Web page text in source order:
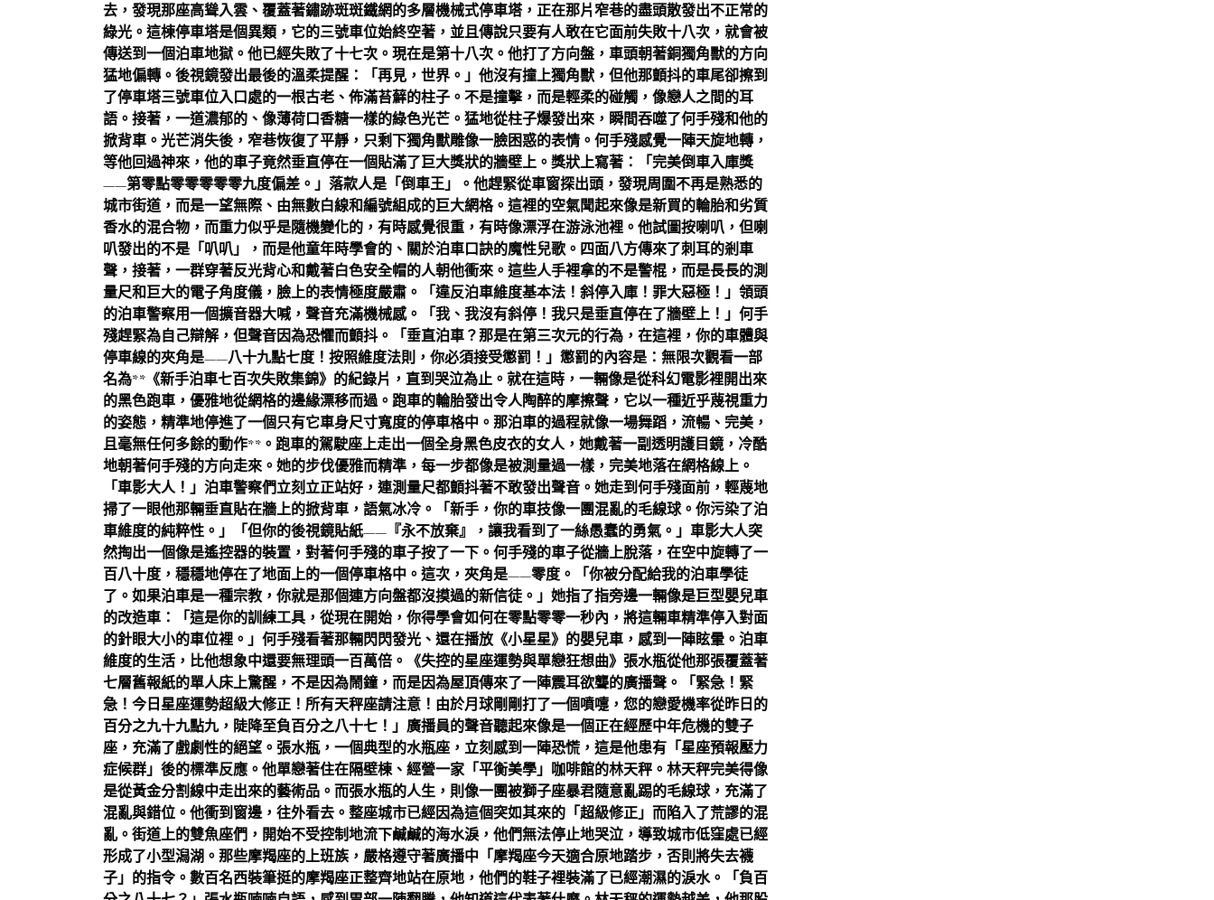
去，發現那座高聳入雲、覆蓋著鏽跡斑斑鐵網的多層機械式停車塔，正在那片窄巷的盡頭散發出不正常的
綠光。這棟停車塔是個異類，它的三號車位始終空著，並且傳說只要有人敢在它面前失敗十八次，就會被
傳送到一個泊車地獄。他已經失敗了十七次。現在是第十八次。他打了方向盤，車頭朝著銅獨角獸的方向
猛地偏轉。後視鏡發出最後的溫柔提醒：「再見，世界。」他沒有撞上獨角獸，但他那顫抖的車尾卻擦到
了停車塔三號車位入口處的一根古老、佈滿苔蘚的柱子。不是撞擊，而是輕柔的碰觸，像戀人之間的耳
語。接著，一道濃郁的、像薄荷口香糖一樣的綠色光芒。猛地從柱子爆發出來，瞬間吞噬了何手殘和他的
掀背車。光芒消失後，窄巷恢復了平靜，只剩下獨角獸雕像一臉困惑的表情。何手殘感覺一陣天旋地轉，
等他回過神來，他的車子竟然垂直停在一個貼滿了巨大獎狀的牆壁上。獎狀上寫著：「完美倒車入庫獎
——第零點零零零零零九度偏差。」落款人是「倒車王」。他趕緊從車窗探出頭，發現周圍不再是熟悉的
城市街道，而是一望無際、由無數白線和編號組成的巨大網格。這裡的空氣聞起來像是新買的輪胎和劣質
香水的混合物，而重力似乎是隨機變化的，有時感覺很重，有時像漂浮在游泳池裡。他試圖按喇叭，但喇
叭發出的不是「叭叭」，而是他童年時學會的、關於泊車口訣的魔性兒歌。四面八方傳來了刺耳的剎車
聲，接著，一群穿著反光背心和戴著白色安全帽的人朝他衝來。這些人手裡拿的不是警棍，而是長長的測
量尺和巨大的電子角度儀，臉上的表情極度嚴肅。「違反泊車維度基本法！斜停入庫！罪大惡極！」領頭
的泊車警察用一個擴音器大喊，聲音充滿機械感。「我、我沒有斜停！我只是垂直停在了牆壁上！」何手
殘趕緊為自己辯解，但聲音因為恐懼而顫抖。「垂直泊車？那是在第三次元的行為，在這裡，你的車體與
停車線的夾角是——八十九點七度！按照維度法則，你必須接受懲罰！」懲罰的內容是：無限次觀看一部
名為**《新手泊車七百次失敗集錦》的紀錄片，直到哭泣為止。就在這時，一輛像是從科幻電影裡開出來
的黑色跑車，優雅地從網格的邊緣漂移而過。跑車的輪胎發出令人陶醉的摩擦聲，它以一種近乎蔑視重力
的姿態，精準地停進了一個只有它車身尺寸寬度的停車格中。那泊車的過程就像一場舞蹈，流暢、完美，
且毫無任何多餘的動作**。跑車的駕駛座上走出一個全身黑色皮衣的女人，她戴著一副透明護目鏡，冷酷
地朝著何手殘的方向走來。她的步伐優雅而精準，每一步都像是被測量過一樣，完美地落在網格線上。
「車影大人！」泊車警察們立刻立正站好，連測量尺都顫抖著不敢發出聲音。她走到何手殘面前，輕蔑地
掃了一眼他那輛垂直貼在牆上的掀背車，語氣冰冷。「新手，你的車技像一團混亂的毛線球。你污染了泊
車維度的純粹性。」「但你的後視鏡貼紙——『永不放棄』，讓我看到了一絲愚蠢的勇氣。」車影大人突
然掏出一個像是遙控器的裝置，對著何手殘的車子按了一下。何手殘的車子從牆上脫落，在空中旋轉了一
百八十度，穩穩地停在了地面上的一個停車格中。這次，夾角是——零度。「你被分配給我的泊車學徒
了。如果泊車是一種宗教，你就是那個連方向盤都沒摸過的新信徒。」她指了指旁邊一輛像是巨型嬰兒車
的改造車：「這是你的訓練工具，從現在開始，你得學會如何在零點零零一秒內，將這輛車精準停入對面
的針眼大小的車位裡。」何手殘看著那輛閃閃發光、還在播放《小星星》的嬰兒車，感到一陣眩暈。泊車
維度的生活，比他想象中還要無理頭一百萬倍。《失控的星座運勢與單戀狂想曲》張水瓶從他那張覆蓋著
七層舊報紙的單人床上驚醒，不是因為鬧鐘，而是因為屋頂傳來了一陣震耳欲聾的廣播聲。「緊急！緊
急！今日星座運勢超級大修正！所有天秤座請注意！由於月球剛剛打了一個噴嚏，您的戀愛機率從昨日的
百分之九十九點九，陡降至負百分之八十七！」廣播員的聲音聽起來像是一個正在經歷中年危機的雙子
座，充滿了戲劇性的絕望。張水瓶，一個典型的水瓶座，立刻感到一陣恐慌，這是他患有「星座預報壓力
症候群」後的標準反應。他單戀著住在隔壁棟、經營一家「平衡美學」咖啡館的林天秤。林天秤完美得像
是從黃金分割線中走出來的藝術品。而張水瓶的人生，則像一團被獅子座暴君隨意亂踢的毛線球，充滿了
混亂與錯位。他衝到窗邊，往外看去。整座城市已經因為這個突如其來的「超級修正」而陷入了荒謬的混
亂。街道上的雙魚座們，開始不受控制地流下鹹鹹的海水淚，他們無法停止地哭泣，導致城市低窪處已經
形成了小型潟湖。那些摩羯座的上班族，嚴格遵守著廣播中「摩羯座今天適合原地踏步，否則將失去襪
子」的指令。數百名西裝筆挺的摩羯座正整齊地站在原地，他們的鞋子裡裝滿了已經潮濕的淚水。「負百